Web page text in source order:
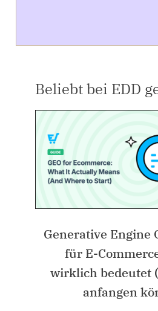
Beliebt bei EDD
Generative Engine
für E-
wirklich bedeutet
anfangen